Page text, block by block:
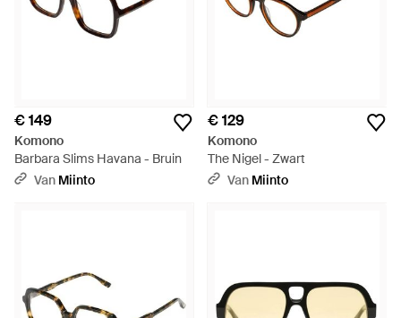
€ 149
Komono
Barbara Slims Havana - Bruin
Van Miinto
€ 129
Komono
The Nigel - Zwart
Van Miinto